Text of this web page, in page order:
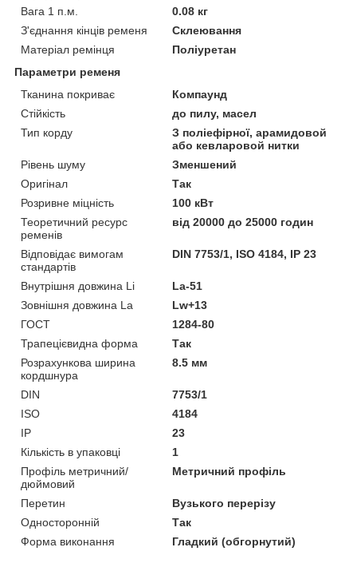
Вага 1 п.м.
0.08 кг
З'єднання кінців ременя
Склеювання
Матеріал ремінця
Поліуретан
Параметри ременя
Тканина покриває
Компаунд
Стійкість
до пилу, масел
Тип корду
З поліефірної, арамидовой
або кевларовой нитки
Рівень шуму
Зменшений
Оригінал
Так
Розривне міцність
100 кВт
Теоретичний ресурс
ременів
від 20000 до 25000 годин
Відповідає вимогам
стандартів
DIN 7753/1, ISO 4184, IP 23
Внутрішня довжина Li
La-51
Зовнішня довжина La
Lw+13
ГОСТ
1284-80
Трапецієвидна форма
Так
Розрахункова ширина
кордшнура
8.5 мм
DIN
7753/1
ISO
4184
IP
23
Кількість в упаковці
1
Профіль метричний/
дюймовий
Метричний профіль
Перетин
Вузького перерізу
Односторонній
Так
Форма виконання
Гладкий (обгорнутий)